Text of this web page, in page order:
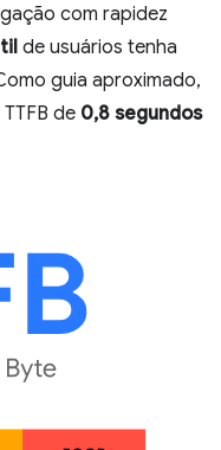
com rapidez
de usuários tenha
guia aproximado,
de 0,8 segundos